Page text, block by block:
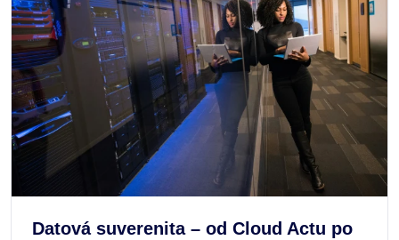
Datová suverenita – od Cloud Actu po